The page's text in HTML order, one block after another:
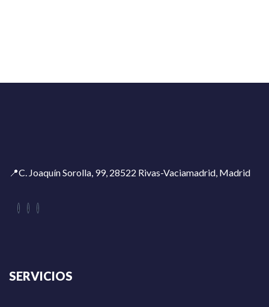
📍C. Joaquín Sorolla, 99, 28522 Rivas-Vaciamadrid, Madrid
SERVICIOS